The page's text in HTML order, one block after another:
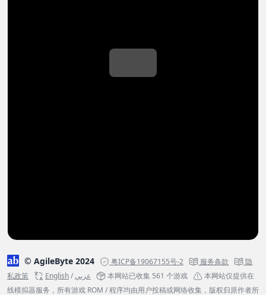
© AgileByte 2024 粤ICP备19067155号-2 服务条款
隐
私政策
English/عربي 本网站已收集 561 个游戏
本网站仅提供在
线模拟器服务，所有游戏 ROM / 程序均由用户投稿或网络收集，版权归原作者所